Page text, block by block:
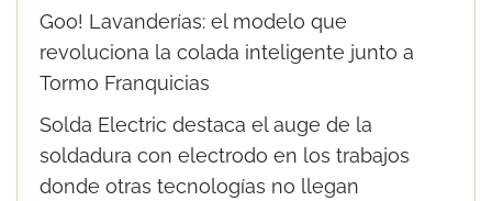
Goo! Lavanderías: el modelo que
revoluciona la colada inteligente junto a
Tormo Franquicias
Solda Electric destaca el auge de la
soldadura con electrodo en los trabajos
donde otras tecnologías no llegan